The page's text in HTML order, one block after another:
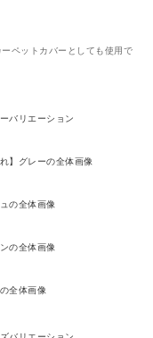
ペットカバーとしても使用で